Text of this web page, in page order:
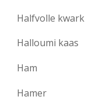
Halfvolle kwark
Halloumi kaas
Ham
Hamer